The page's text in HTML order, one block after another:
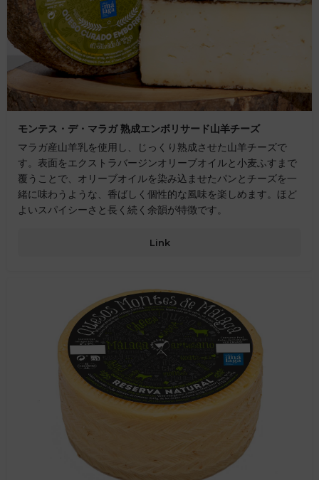
モンテス・デ・マラガ 熟成エンボリサード山羊チーズ
マラガ産山羊乳を使用し、じっくり熟成させた山羊チーズで
す。表面をエクストラバージンオリーブオイルと小麦ふすまで
覆うことで、オリーブオイルを染み込ませたパンとチーズを一
緒に味わうような、香ばしく個性的な風味を楽しめます。ほど
よいスパイシーさと長く続く余韻が特徴です。
Link